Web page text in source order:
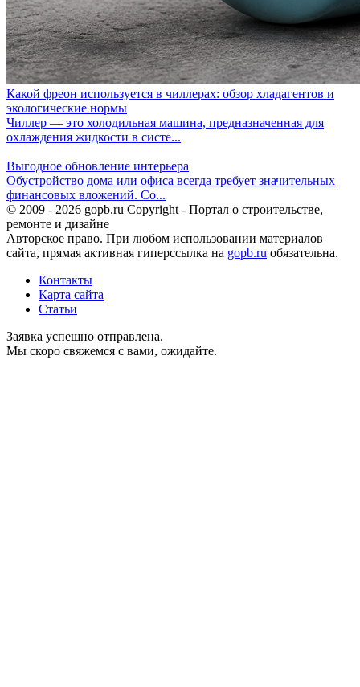
Какой фреон используется в чиллерах: обзор хладагентов и
экологические нормы
Чиллер — это холодильная машина, предназначенная для
охлаждения жидкости в систе...
Выгодное обновление интерьера
Обустройство дома или офиса всегда требует значительных
финансовых вложений. Со...
© 2009 - 2026 gopb.ru Copyright - Портал о строительстве,
ремонте и дизайне
Авторское право. При любом использовании материалов
сайта, прямая активная гиперссылка на gopb.ru обязательна.
Контакты
Карта сайта
Статьи
Заявка успешно отправлена.
Мы скоро свяжемся с вами, ожидайте.